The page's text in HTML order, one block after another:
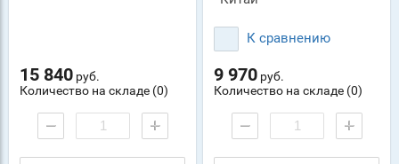
15 840 руб.
Количество на складе (0)
− +
К сравнению
9 970 руб.
Количество на складе (0)
− +